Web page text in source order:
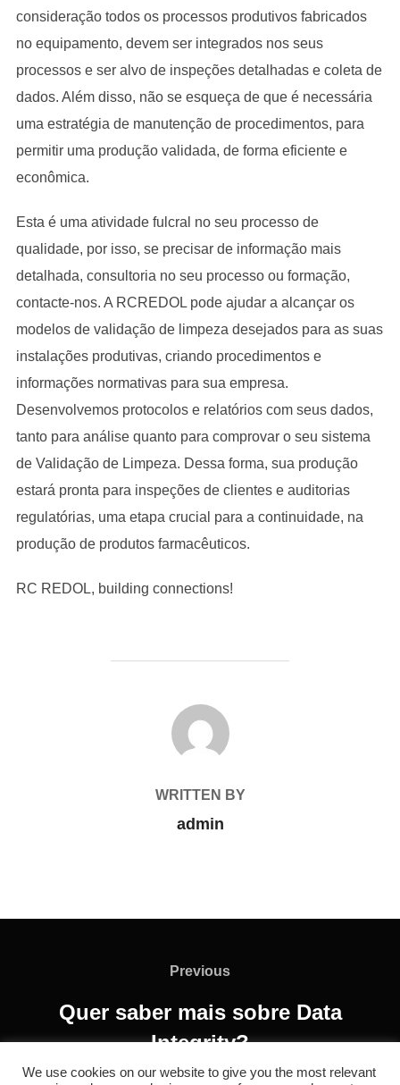
consideração todos os processos produtivos fabricados
no equipamento, devem ser integrados nos seus
processos e ser alvo de inspeções detalhadas e coleta de
dados. Além disso, não se esqueça de que é necessária
uma estratégia de manutenção de procedimentos, para
permitir uma produção validada, de forma eficiente e
econômica.
Esta é uma atividade fulcral no seu processo de
qualidade, por isso, se precisar de informação mais
detalhada, consultoria no seu processo ou formação,
contacte-nos. A RCREDOL pode ajudar a alcançar os
modelos de validação de limpeza desejados para as suas
instalações produtivas, criando procedimentos e
informações normativas para sua empresa.
Desenvolvemos protocolos e relatórios com seus dados,
tanto para análise quanto para comprovar o seu sistema
de Validação de Limpeza. Dessa forma, sua produção
estará pronta para inspeções de clientes e auditorias
regulatórias, uma etapa crucial para a continuidade, na
produção de produtos farmacêuticos.
RC REDOL, building connections!
POST AUTHOR
WRITTEN BY
admin
Previous
Quer saber mais sobre Data
Integrity?
We use cookies on our website to give you the most relevant